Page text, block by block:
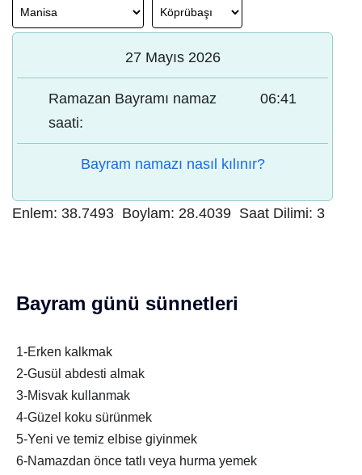
27 Mayıs 2026
Ramazan Bayramı namaz
saati:
06:41
Bayram namazı nasıl kılınır?
Enlem: 38.7493 Boylam: 28.4039 Saat Dilimi: 3
Bayram günü sünnetleri
1-Erken kalkmak
2-Gusül abdesti almak
3-Misvak kullanmak
4-Güzel koku sürünmek
5-Yeni ve temiz elbise giyinmek
6-Namazdan önce tatlı veya hurma yemek